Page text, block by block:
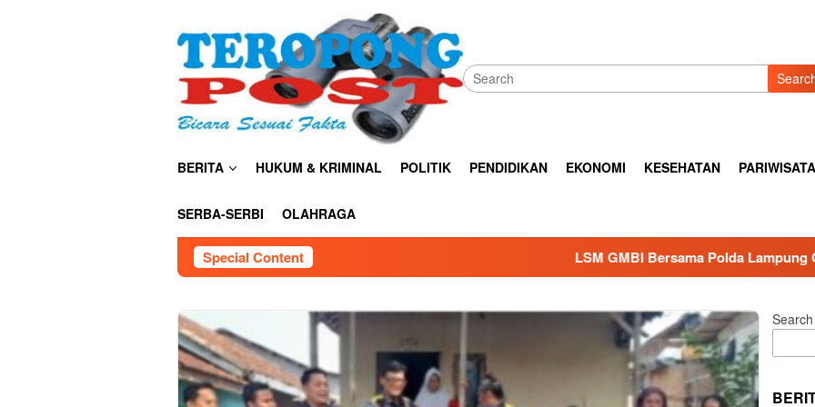
BERITA HUKUM & KRIMINAL POLITIK PENDIDIKAN EKONOMI KESEHATAN PARIWISATA
SERBA-SERBI OLAHRAGA
Special Content LSM GMBI Bersama Polda Lampung Gelar Bhakti Sosial
Search